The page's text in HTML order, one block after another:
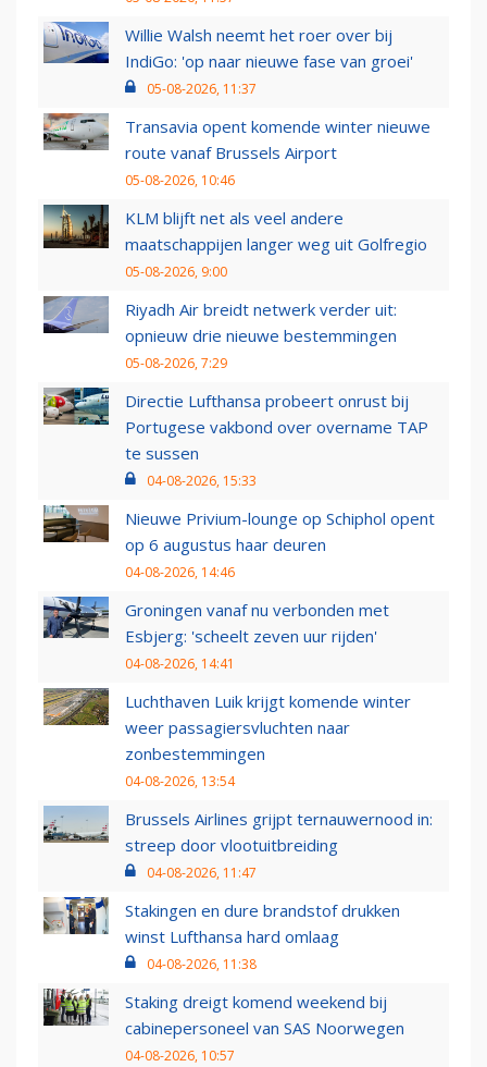
Willie Walsh neemt het roer over bij
IndiGo: 'op naar nieuwe fase van groei'
05-08-2026, 11:37
Transavia opent komende winter nieuwe
route vanaf Brussels Airport
05-08-2026, 10:46
KLM blijft net als veel andere
maatschappijen langer weg uit Golfregio
05-08-2026, 9:00
Riyadh Air breidt netwerk verder uit:
opnieuw drie nieuwe bestemmingen
05-08-2026, 7:29
Directie Lufthansa probeert onrust bij
Portugese vakbond over overname TAP
te sussen
04-08-2026, 15:33
Nieuwe Privium-lounge op Schiphol opent
op 6 augustus haar deuren
04-08-2026, 14:46
Groningen vanaf nu verbonden met
Esbjerg: 'scheelt zeven uur rijden'
04-08-2026, 14:41
Luchthaven Luik krijgt komende winter
weer passagiersvluchten naar
zonbestemmingen
04-08-2026, 13:54
Brussels Airlines grijpt ternauwernood in:
streep door vlootuitbreiding
04-08-2026, 11:47
Stakingen en dure brandstof drukken
winst Lufthansa hard omlaag
04-08-2026, 11:38
Staking dreigt komend weekend bij
cabinepersoneel van SAS Noorwegen
04-08-2026, 10:57